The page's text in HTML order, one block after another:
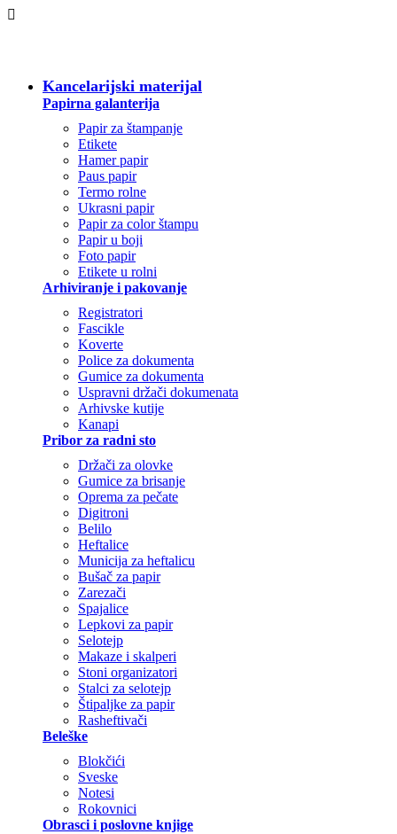
Kancelarijski materijal
Papirna galanterija
Papir za štampanje
Etikete
Hamer papir
Paus papir
Termo rolne
Ukrasni papir
Papir za color štampu
Papir u boji
Foto papir
Etikete u rolni
Arhiviranje i pakovanje
Registratori
Fascikle
Koverte
Police za dokumenta
Gumice za dokumenta
Uspravni držači dokumenata
Arhivske kutije
Kanapi
Pribor za radni sto
Držači za olovke
Gumice za brisanje
Oprema za pečate
Digitroni
Belilo
Heftalice
Municija za heftalicu
Bušač za papir
Zarezači
Spajalice
Lepkovi za papir
Selotejp
Makaze i skalperi
Stoni organizatori
Stalci za selotejp
Štipaljke za papir
Rasheftivači
Beleške
Blokčići
Sveske
Notesi
Rokovnici
Obrasci i poslovne knjige